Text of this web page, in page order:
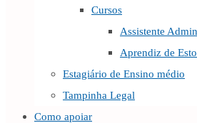
Cursos
Assistente
Aprendiz de
Estagiário de Ensino médio
Tampinha Legal
Como apoiar